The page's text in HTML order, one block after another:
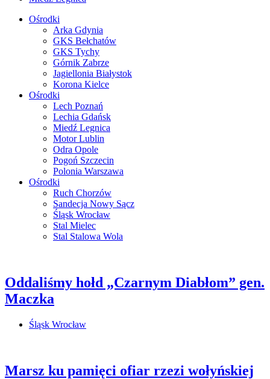
Ośrodki
Arka Gdynia
GKS Bełchatów
GKS Tychy
Górnik Zabrze
Jagiellonia Białystok
Korona Kielce
Ośrodki
Lech Poznań
Lechia Gdańsk
Miedź Legnica
Motor Lublin
Odra Opole
Pogoń Szczecin
Polonia Warszawa
Ośrodki
Ruch Chorzów
Sandecja Nowy Sącz
Śląsk Wrocław
Stal Mielec
Stal Stalowa Wola
Oddaliśmy hołd „Czarnym Diabłom” gen.
Maczka
Śląsk Wrocław
Marsz ku pamięci ofiar rzezi wołyńskiej